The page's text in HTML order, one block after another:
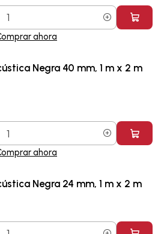
ahora
Negra 40 mm, 1 m x 2 m
ahora
Negra 24 mm, 1 m x 2 m